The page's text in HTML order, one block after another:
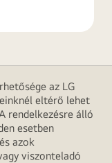
az LG
eltérő lehet
rendelkezésre álló
esetben
azok
viszonteladó